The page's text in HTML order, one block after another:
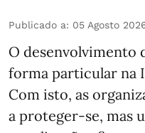
Publicado a: 05 Agosto
O desenvolvimento
forma particular na
Com isto, as
a proteger-se, mas